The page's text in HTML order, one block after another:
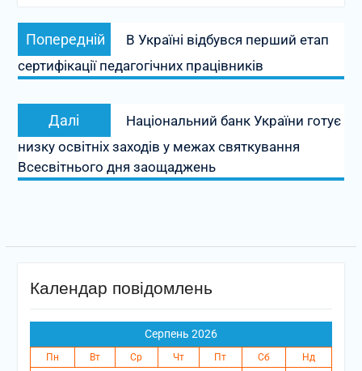
Навігація
записів
Попередній
Попередній
запис:
В Україні відбувся перший етап
сертифікації педагогічних працівників
Далі
Наступний
запис:
Національний банк України готує
низку освітніх заходів у межах святкування
Всесвітнього дня заощаджень
Календар повідомлень
Серпень 2026
Пн Вт Ср Чт Пт Сб
Нд